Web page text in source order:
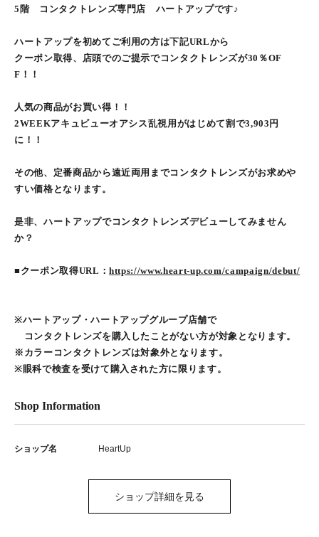
5階 コンタクトレンズ専門店 ハートアップです♪
ハートアップを初めてご利用の方は下記URLから
クーポン取得、店頭でのご提示でコンタクトレンズが30％OF
F！！
人気の商品がお買い得！！
2WEEKアキュビューオアシス乱視用がはじめて割で3,903円
に！！
その他、定番商品から遠近両用までコンタクトレンズがお求めや
すい価格となります。
是非、ハートアップでコンタクトレンズデビューしてみません
か？
■クーポン取得URL：https://www.heart-up.com/campaign/debut/
※ハートアップ・ハートアップグループ店舗で
コンタクトレンズを購入したことがない方が対象となります。
※カラーコンタクトレンズは対象外となります。
※眼科で検査を受けて購入された方に限ります。
Shop Information
ショップ名 HeartUp
ショップ詳細を見る